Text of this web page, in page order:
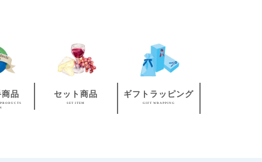
品 セット商品
SET ITEM
ギフトラッピング
GIFT WRAPPING